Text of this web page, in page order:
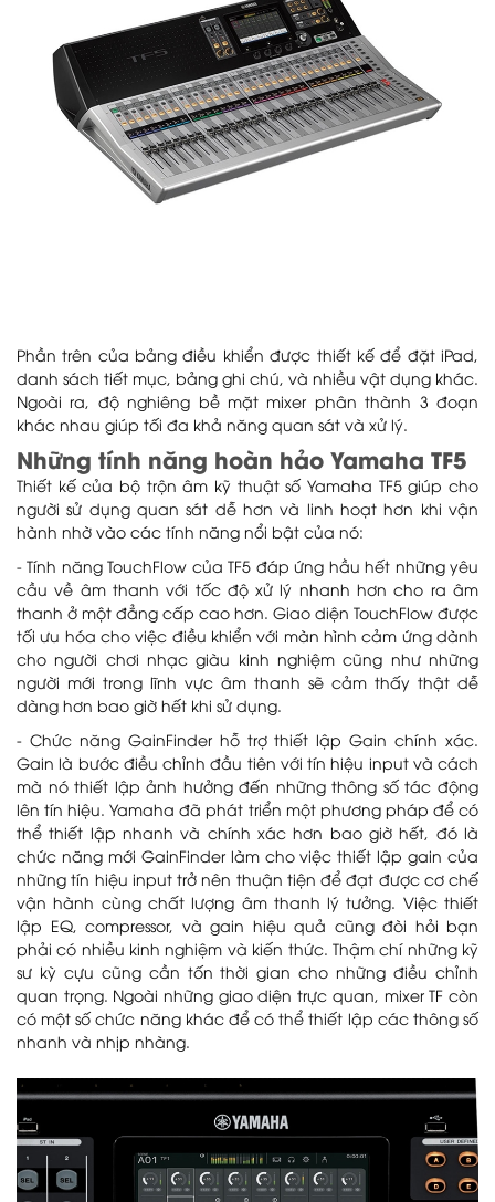
Phần trên của bảng điều khiển được thiết kế để đặt iPad,
danh sách tiết mục, bảng ghi chú, và nhiều vật dụng khác.
Ngoài ra, độ nghiêng bề mặt mixer phân thành 3 đoạn
khác nhau giúp tối đa khả năng quan sát và xử lý.
Những tính năng hoàn hảo Yamaha TF5
Thiết kế của bộ trộn âm kỹ thuật số Yamaha TF5 giúp cho
người sử dụng quan sát dễ hơn và linh hoạt hơn khi vận
hành nhờ vào các tính năng nổi bật của nó:
- Tính năng TouchFlow của TF5 đáp ứng hầu hết những yêu
cầu về âm thanh với tốc độ xử lý nhanh hơn cho ra âm
thanh ở một đẳng cấp cao hơn. Giao diện TouchFlow được
tối ưu hóa cho việc điều khiển với màn hình cảm ứng dành
cho người chơi nhạc giàu kinh nghiệm cũng như những
người mới trong lĩnh vực âm thanh sẽ cảm thấy thật dễ
dàng hơn bao giờ hết khi sử dụng.
- Chức năng GainFinder hỗ trợ thiết lập Gain chính xác.
Gain là bước điều chỉnh đầu tiên với tín hiệu input và cách
mà nó thiết lập ảnh hưởng đến những thông số tác động
lên tín hiệu. Yamaha đã phát triển một phương pháp để có
thể thiết lập nhanh và chính xác hơn bao giờ hết, đó là
chức năng mới GainFinder làm cho việc thiết lập gain của
những tín hiệu input trở nên thuận tiện để đạt được cơ chế
vận hành cùng chất lượng âm thanh lý tưởng. Việc thiết
lập EQ, compressor, và gain hiệu quả cũng đòi hỏi bạn
phải có nhiều kinh nghiệm và kiến thức. Thậm chí những kỹ
sư kỳ cựu cũng cần tốn thời gian cho những điều chỉnh
quan trọng. Ngoài những giao diện trực quan, mixer TF còn
có một số chức năng khác để có thể thiết lập các thông số
nhanh và nhịp nhàng.